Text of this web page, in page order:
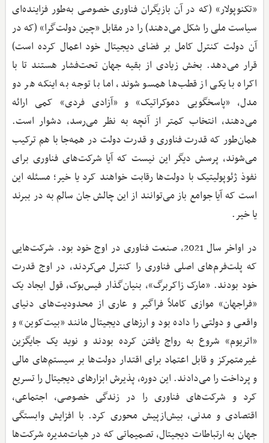
«تکنوپولار» (که در آن بازیگران فناوری خصوصی به‌طور فزاینده‌ای
سیاست ملی را شکل می‌دهند) را در مقابل «چین دولت‌گرا» (که در
آن دولت کنترل کامل بر فضای دیجیتال خود اعمال کرده است)
قرار می‌دهد. بخش زیادی از بقیه جهان تحت‌فشار هستند تا با
اکراه با یکی از قطب‌ها همسو شوند، اما با توجه به اینکه هر دو
مدل، «پاسخگویی دموکراتیک» و «آزادی فردی» کمی ارائه
می‌دهند، انتخاب کمتر از آنچه به نظر می‌رسد، دشوار است.
همان‌طور که قدرت فناوری و قدرت دولت در همه‌جا با هم ترکیب
می‌شوند، پرسش دیگر این نیست که آیا شرکت‌های فناوری برای
نفوذ ژئوپولیتیک با دولت‌ها رقابت خواهند کرد یا خیر؛ مسئله این
است که آیا جوامع باز می‌توانند از این چالش جان سالم به در ببرند
یا خیر.
در اواخر سال 2021، صنعت فناوری در اوج خود بود. شرکت‌هایی
که پلت‌فرم‌های اصلی فناوری را کنترل می‌کردند، در اوج قدرت
خود بودند. «مارک زاکربرگ»، بنیان‌گذار فیس‌بوک، قول ایجاد یک
«فراجهان» موازی کاملاً فراگیر و عاری از محدودیت‌های دنیای
واقعی و دولتی را داده بود و ارزهای دیجیتال مانند «بیت‌کوین» و
«اتریوم» شروع به رواج یافتن کرده بودند و نوید یک جایگزین
غیرمتمرکز و قابل ‌اعتماد برای اقتدار دولت‌ها بر سیستم‌های مالی
و پرداخت را می‌دادند. این دوره، پذیرش ابزارهای دیجیتال را تسریع
کرد و شرکت‌های فناوری را در زندگی خصوصی، اجتماعی،
اقتصادی و مدنی، بیش‌ازپیش محوری کرد. با افزایش وابستگی
جهان به ارتباطات دیجیتال، تصمیماتی که در هیات‌مدیره شرکت‌ها